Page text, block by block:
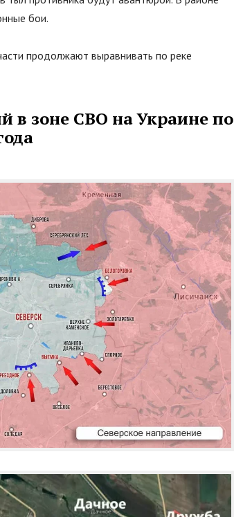
бои.
продолжают выравнивать по реке
в зоне СВО на Украине по